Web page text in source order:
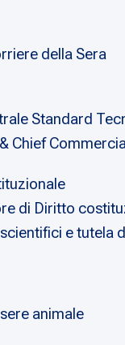
della Sera
Standard
Chief
di Diritto
e tutela
animale